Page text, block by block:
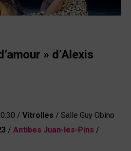
» d’Alexis
/ Vitrolles / Salle Guy Obino
/ Antibes Juan-les-Pins /